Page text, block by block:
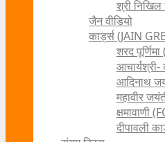
श्री
जैन वीडियो
कार्ड्स (JAIN
शरद
आचार्यश्री-
आदिनाथ
महावीर
क्षमावाणी
दीपावली